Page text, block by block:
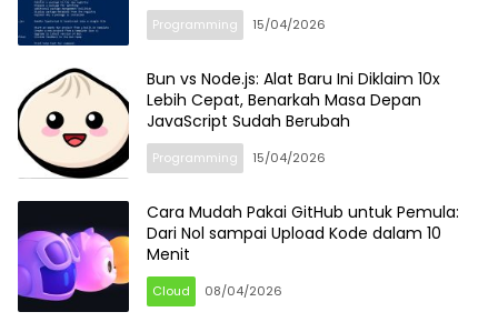
Programming 15/04/2026
Bun vs Node.js: Alat Baru Ini Diklaim 10x
Lebih Cepat, Benarkah Masa Depan
JavaScript Sudah Berubah
Programming 15/04/2026
Cara Mudah Pakai GitHub untuk Pemula:
Dari Nol sampai Upload Kode dalam 10
Menit
Cloud 08/04/2026